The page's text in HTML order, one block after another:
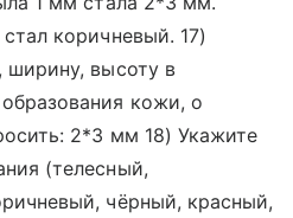
коричневый. 17)
ширину, высоту в
кожи, о
2*3 мм 18) Укажите
(телесный,
чёрный, красный,